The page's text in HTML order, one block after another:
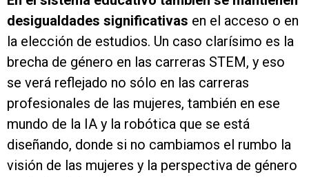
desigualdades significativas en el acceso o en
la elección de estudios. Un caso clarísimo es la
brecha de género en las carreras STEM, y eso
se verá reflejado no sólo en las carreras
profesionales de las mujeres, también en ese
mundo de la IA y la robótica que se está
diseñando, donde si no cambiamos el rumbo la
visión de las mujeres y la perspectiva de género